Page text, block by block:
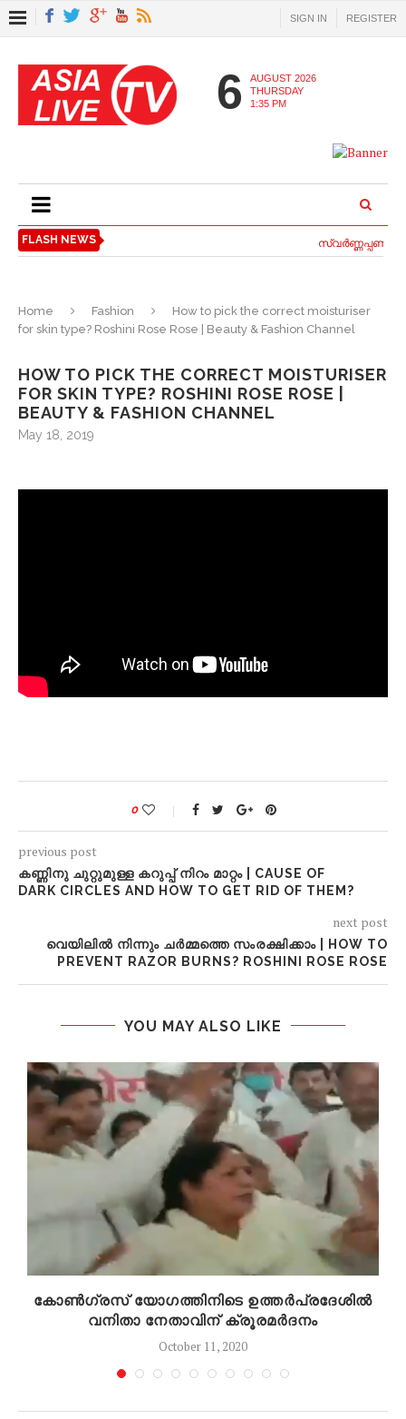
SIGN IN REGISTER
6
AUGUST 2026
THURSDAY
1:35 PM
FLASH NEWS സ്വര്‍ണ്ണപ്പണയ
Home Fashion
How to pick the correct moisturiser
for skin type? Roshini Rose Rose | Beauty & Fashion Channel
HOW TO PICK THE CORRECT MOISTURISER
FOR SKIN TYPE? ROSHINI ROSE ROSE |
BEAUTY & FASHION CHANNEL
May 18, 2019
0
previous post
കണ്ണിനു ചുറ്റുമുള്ള കറുപ്പ് നിറം മാറ്റം | CAUSE OF
DARK CIRCLES AND HOW TO GET RID OF THEM?
next post
വെയിലിൽ നിന്നും ചർമ്മത്തെ സംരക്ഷിക്കാം | HOW TO
PREVENT RAZOR BURNS? ROSHINI ROSE ROSE
YOU MAY ALSO LIKE
കോൺഗ്രസ് യോഗത്തിനിടെ ഉത്തർപ്രദേശിൽ
വനിതാ നേതാവിന് ക്രൂരമർദനം
October 11, 2020